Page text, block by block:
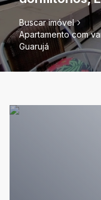
Buscar imóvel
Apartamento com
Guarujá